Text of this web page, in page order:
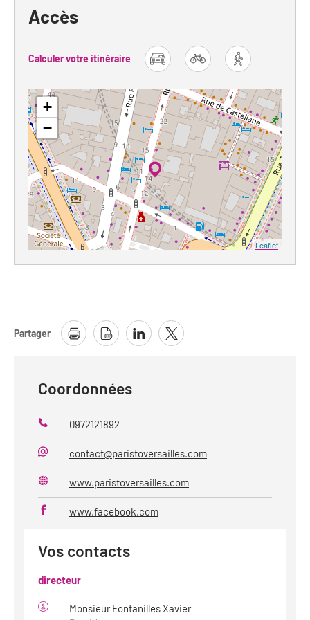
Accès
Calculer votre itinéraire
car bike foot
+
−
Leaflet
Partager
Coordonnées
Téléphone
0972121892
Mail
contact@paristoversailles.com
Site
web
www.paristoversailles.com
www.facebook.com
Vos contacts
directeur
Monsieur Fontanilles Xavier